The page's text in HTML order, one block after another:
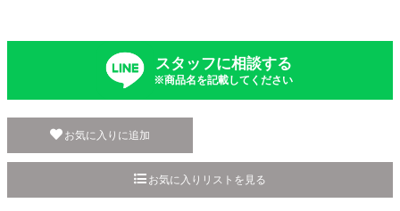
スタッフに相談する
※商品名を記載してください
お気に入りに追加
お気に入りリストを見る